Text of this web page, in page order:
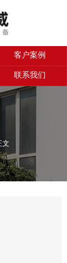
客户案例
联系我们
文